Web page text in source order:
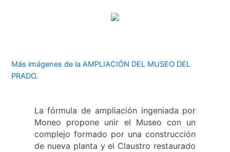
Más imágenes de la AMPLIACIÓN DEL MUSEO DEL
PRADO.
La fórmula de ampliación ingeniada por
Moneo propone unir el Museo con un
complejo formado por una construcción
de nueva planta y el Claustro restaurado